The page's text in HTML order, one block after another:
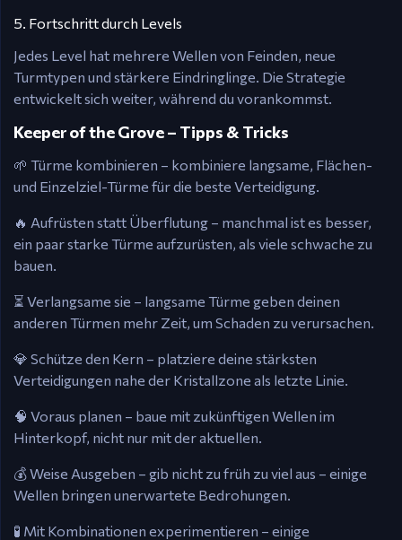
5. Fortschritt durch Levels
Jedes Level hat mehrere Wellen von Feinden, neue
Turmtypen und stärkere Eindringlinge. Die Strategie
entwickelt sich weiter, während du vorankommst.
Keeper of the Grove – Tipps & Tricks
🌱 Türme kombinieren – kombiniere langsame, Flächen-
und Einzelziel-Türme für die beste Verteidigung.
🔥 Aufrüsten statt Überflutung – manchmal ist es besser,
ein paar starke Türme aufzurüsten, als viele schwache zu
bauen.
⏳ Verlangsame sie – langsame Türme geben deinen
anderen Türmen mehr Zeit, um Schaden zu verursachen.
💎 Schütze den Kern – platziere deine stärksten
Verteidigungen nahe der Kristallzone als letzte Linie.
🧠 Voraus planen – baue mit zukünftigen Wellen im
Hinterkopf, nicht nur mit der aktuellen.
💰 Weise Ausgeben – gib nicht zu früh zu viel aus – einige
Wellen bringen unerwartete Bedrohungen.
🧪 Mit Kombinationen experimentieren – einige